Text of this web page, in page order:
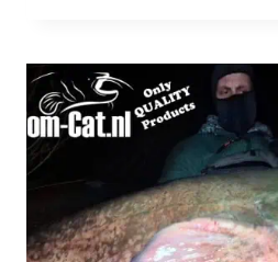
PAUL
BREEMS!*
PREDATOR
CATFISH
EXPO
2025
BELGIË